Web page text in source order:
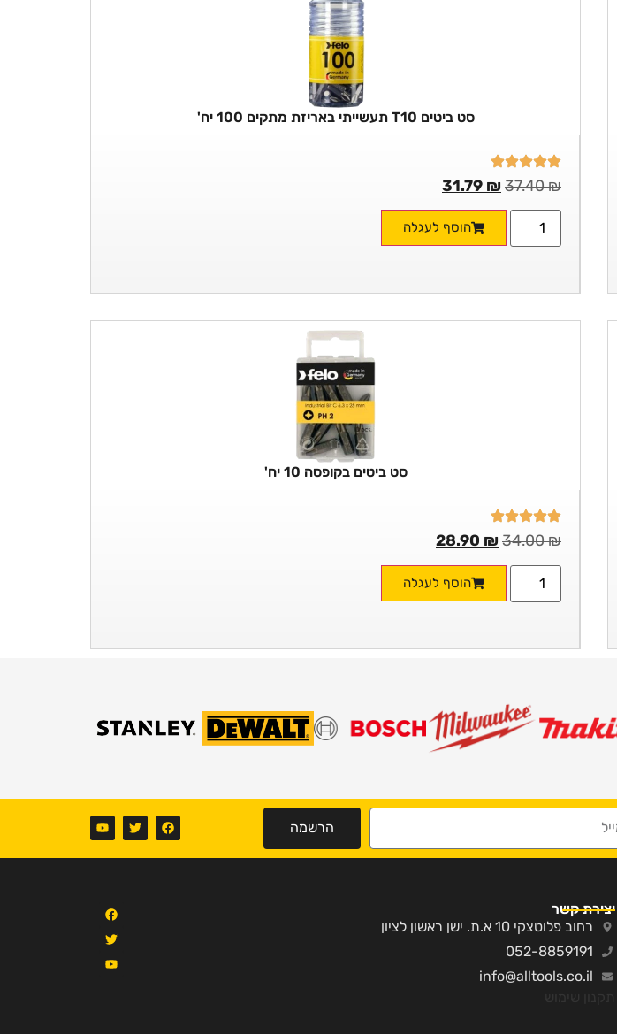
סט ביטים T10 תעשייתי באריזת מתקים 100 יח'
37.40₪
31.79 ₪
הוסף לעגלה
סט ביטים בקופסה 10 יח'
34.00₪
28.90 ₪
הוסף לעגלה
הרשמה
יצירת קשר
רחוב פלוטצקי 10 א.ת. ישן ראשון לציון
052-8859191
info@alltools.co.il